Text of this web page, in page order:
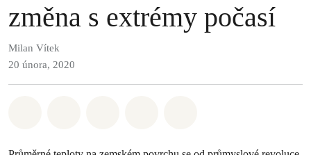
změna s extrémy počasí
Milan Vítek
20 února, 2020